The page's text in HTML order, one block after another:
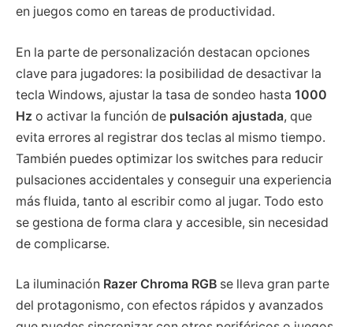
en juegos como en tareas de productividad.
En la parte de personalización destacan opciones
clave para jugadores: la posibilidad de desactivar la
tecla Windows, ajustar la tasa de sondeo hasta 1000
Hz o activar la función de pulsación ajustada, que
evita errores al registrar dos teclas al mismo tiempo.
También puedes optimizar los switches para reducir
pulsaciones accidentales y conseguir una experiencia
más fluida, tanto al escribir como al jugar. Todo esto
se gestiona de forma clara y accesible, sin necesidad
de complicarse.
La iluminación Razer Chroma RGB se lleva gran parte
del protagonismo, con efectos rápidos y avanzados